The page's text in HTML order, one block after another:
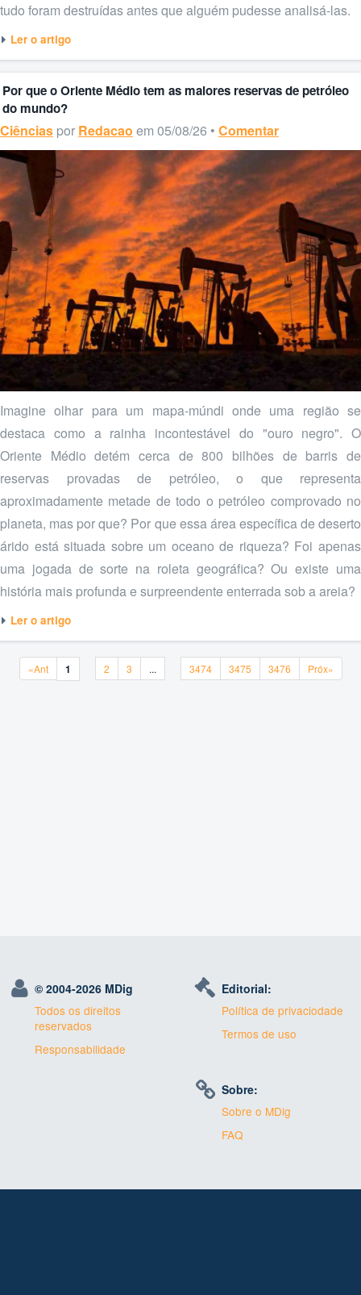
tudo foram destruídas antes que alguém pudesse analisá-las.
Ler o artigo
Por que o Oriente Médio tem as maiores reservas de petróleo
do mundo?
Ciências por Redacao em 05/08/26 • Comentar
Imagine olhar para um mapa-múndi onde uma região se
destaca como a rainha incontestável do "ouro negro". O
Oriente Médio detém cerca de 800 bilhões de barris de
reservas provadas de petróleo, o que representa
aproximadamente metade de todo o petróleo comprovado no
planeta, mas por que? Por que essa área específica de deserto
árido está situada sobre um oceano de riqueza? Foi apenas
uma jogada de sorte na roleta geográfica? Ou existe uma
história mais profunda e surpreendente enterrada sob a areia?
Ler o artigo
«Ant«Ant1 22 33 ... 347434743475347534763476Próx»Próx»
© 2004-2026 MDig
Todos os direitos
reservados
Responsabilidade
Editorial:
Política de privaciodade
Termos de uso
Sobre:
Sobre o MDig
FAQ